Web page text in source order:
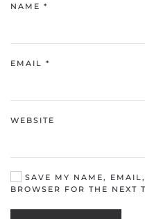
NAME *
EMAIL *
WEBSITE
SAVE MY NAME,
BROWSER FOR THE NEXT